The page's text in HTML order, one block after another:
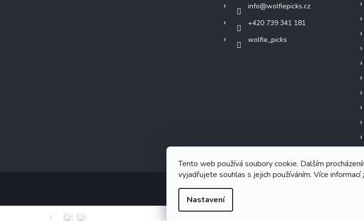
Tento web používá soubory cookie. Dalším
vyjadřujete souhlas s jejich používáním. Více informací
Nastavení
info@wolfiepicks.cz
+420 739 341 181
wolfie_picks